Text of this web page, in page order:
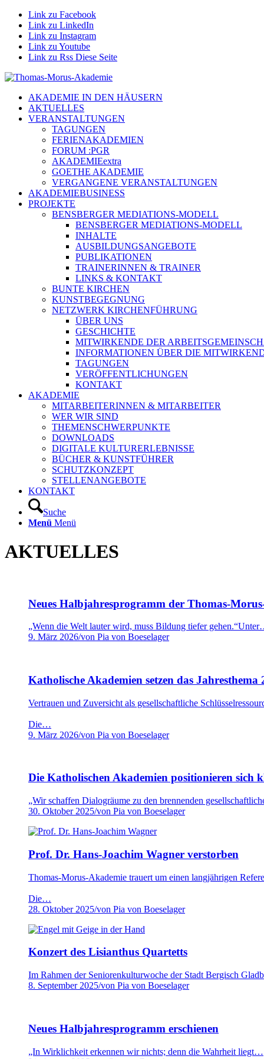
Link zu Facebook
Link zu LinkedIn
Link zu Instagram
Link zu Youtube
Link zu Rss Diese Seite
AKADEMIE IN DEN HÄUSERN
AKTUELLES
VERANSTALTUNGEN
TAGUNGEN
FERIENAKADEMIEN
FORUM :PGR
AKADEMIEextra
GOETHE AKADEMIE
VERGANGENE VERANSTALTUNGEN
AKADEMIEBUSINESS
PROJEKTE
BENSBERGER MEDIATIONS-MODELL
BENSBERGER MEDIATIONS-MODELL
INHALTE
AUSBILDUNGSANGEBOTE
PUBLIKATIONEN
TRAINERINNEN & TRAINER
LINKS & KONTAKT
BUNTE KIRCHEN
KUNSTBEGEGNUNG
NETZWERK KIRCHENFÜHRUNG
ÜBER UNS
GESCHICHTE
MITWIRKENDE DER
INFORMATIONEN ÜBER DIE
TAGUNGEN
VERÖFFENTLICHUNGEN
KONTAKT
AKADEMIE
MITARBEITERINNEN & MITARBEITER
WER WIR SIND
THEMENSCHWERPUNKTE
DOWNLOADS
DIGITALE KULTURERLEBNISSE
BÜCHER & KUNSTFÜHRER
SCHUTZKONZEPT
STELLENANGEBOTE
KONTAKT
Suche
Menü Menü
AKTUELLES
Neues Halbjahresprogramm der Thomas-
„Wenn die Welt lauter wird, muss Bildung tiefer
9. März 2026/von Pia von Boeselager
Katholische Akademien setzen das
Vertrauen und Zuversicht als gesellschaftliche
Die…
9. März 2026/von Pia von Boeselager
Die Katholischen Akademien positionieren sich
„Wir schaffen Dialogräume zu den brennenden
30. Oktober 2025/von Pia von Boeselager
Prof. Dr. Hans-Joachim Wagner verstorben
Thomas-Morus-Akademie trauert um einen langjährigen
Die…
28. Oktober 2025/von Pia von Boeselager
Konzert des Lisianthus Quartetts
Im Rahmen der Seniorenkulturwoche der Stadt Bergisch
8. September 2025/von Pia von Boeselager
Neues Halbjahresprogramm erschienen
„In Wirklichkeit erkennen wir nichts; denn die Wahrheit liegt…